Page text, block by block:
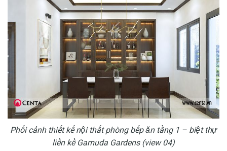
Phối cảnh thiết kế nội thất phòng bếp ăn tầng 1 – biệt thự
liền kề Gamuda Gardens (view 04)